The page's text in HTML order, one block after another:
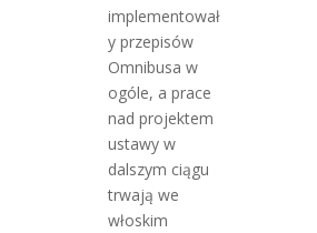
implementował
y przepisów
Omnibusa w
ogóle, a prace
nad projektem
ustawy w
dalszym ciągu
trwają we
włoskim